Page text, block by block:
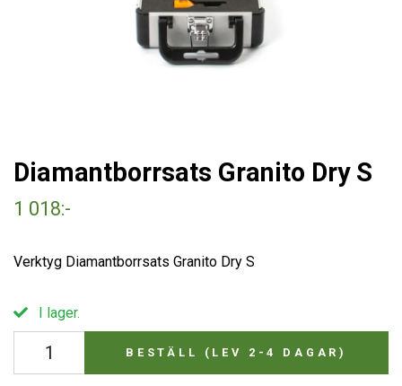
Diamantborrsats Granito Dry S
1 018:-
Verktyg Diamantborrsats Granito Dry S
I lager.
BESTÄLL (LEV 2-4 DAGAR)